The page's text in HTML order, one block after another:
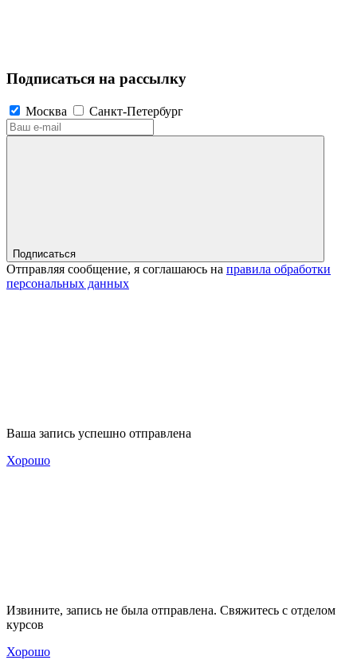
Подписаться на рассылку
Москва Санкт-Петербург
Подписаться
Отправляя сообщение, я соглашаюсь на правила обработки
персональных данных
Ваша запись успешно отправлена
Хорошо
Извините, запись не была отправлена. Свяжитесь с отделом
курсов
Хорошо